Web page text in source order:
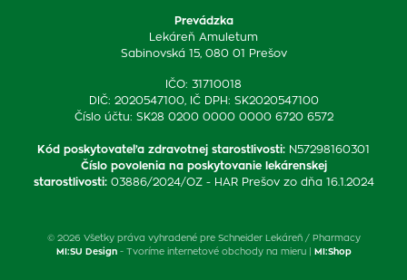
Prevádzka
Lekáreň Amuletum
Sabinovská 15, 080 01 Prešov
IČO: 31710018
DIČ: 2020547100, IČ DPH: SK2020547100
Číslo účtu: SK28 0200 0000 0000 6720 6572
Kód poskytovateľa zdravotnej starostlivosti: N57298160301
Číslo povolenia na poskytovanie lekárenskej
starostlivosti: 03886/2024/OZ - HAR Prešov zo dňa 16.1.2024
© 2026 Všetky práva vyhradené pre Schneider Lekáreň / Pharmacy
MI:SU Design- Tvoríme internetové obchody na mieru | MI:Shop